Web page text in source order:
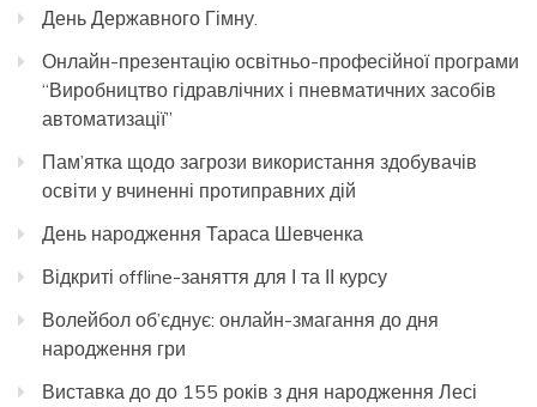
День Державного Гімну.
Онлайн-презентацію освітньо-професійної програми
“Виробництво гідравлічних і пневматичних засобів
автоматизації”
Пам’ятка щодо загрози використання здобувачів
освіти у вчиненні протиправних дій
День народження Тараса Шевченка
Відкриті offline-заняття для І та ІІ курсу
Волейбол об’єднує: онлайн-змагання до дня
народження гри
Виставка до до 155 років з дня народження Лесі